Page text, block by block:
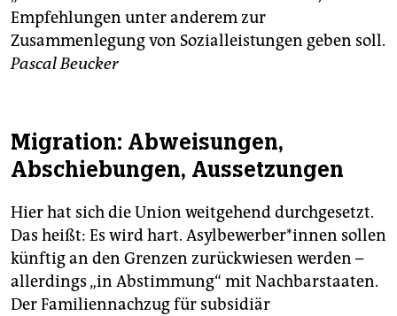
Empfehlungen unter anderem zur
Zusammenlegung von Sozialleistungen geben soll.
Pascal Beucker
Migration: Abweisungen,
Abschiebungen, Aussetzungen
Hier hat sich die Union weitgehend durchgesetzt.
Das heißt: Es wird hart. Asyl­be­wer­be­r*in­nen sollen
künftig an den Grenzen zurückwiesen werden –
allerdings „in Abstimmung“ mit Nachbarstaaten.
Der Familiennachzug für subsidiär